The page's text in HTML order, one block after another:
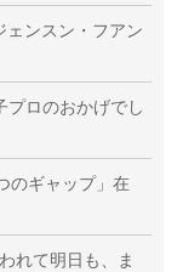
ンスン・フアン
ロのおかげでし
のギャップ」在
れて明日も、ま